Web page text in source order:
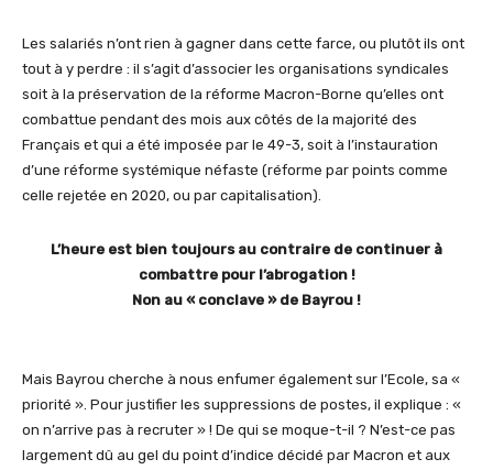
Les salariés n’ont rien à gagner dans cette farce, ou plutôt ils ont
tout à y perdre : il s’agit d’associer les organisations syndicales
soit à la préservation de la réforme Macron-Borne qu’elles ont
combattue pendant des mois aux côtés de la majorité des
Français et qui a été imposée par le 49-3, soit à l’instauration
d’une réforme systémique néfaste (réforme par points comme
celle rejetée en 2020, ou par capitalisation).
L’heure est bien toujours au contraire de continuer à
combattre pour l’abrogation !
Non au « conclave » de Bayrou !
Mais Bayrou cherche à nous enfumer également sur l’Ecole, sa «
priorité ». Pour justifier les suppressions de postes, il explique : «
on n’arrive pas à recruter » ! De qui se moque-t-il ? N’est-ce pas
largement dû au gel du point d’indice décidé par Macron et aux